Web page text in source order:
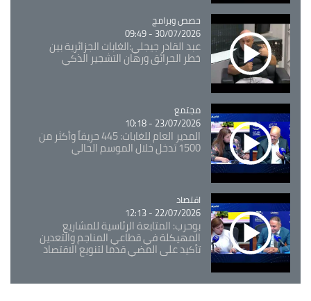
Catégorie
حصص وبرامج
30/07/2026 - 09:49
عبد القادر جيجلي:الغابات الجزائرية بين
خطر الحرائق ورهان التشجير الذكي
Catégorie
مجتمع
23/07/2026 - 10:18
المدير العام للغابات: 445 حريقاً وأكثر من
1500 تدخل خلال الموسم الحالي
Catégorie
اقتصاد
22/07/2026 - 12:13
بوحرب: المتابعة الرئاسية للمشاريع
المهيكلة في قطاعي المناجم والتعدين
تأكيد على المضي قدما لتنويع الاقتصاد